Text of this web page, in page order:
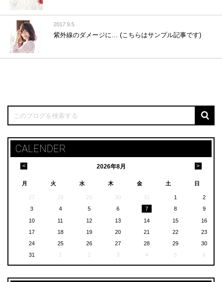
2017.9.5
紫外線のダメージに… (こちらはサンプル記事です)
CALENDER
2026年8月
< >
月 火 水 木 金 土 日
27 28 29 30 31 1
2
3
4 5 6 7 8
9
10
11 12 13 14 15
16
17
18 19 20 21 22
23
24
25 26 27 28 29
30
31
1 2 3 4 5 6